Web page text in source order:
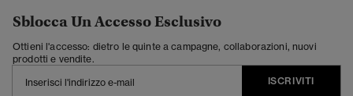
Sblocca Un Accesso Esclusivo
Ottieni l'accesso: dietro le quinte a campagne, collaborazioni, nuovi
prodotti e vendite.
ISCRIVITI